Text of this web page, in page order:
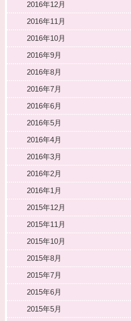
2016年12月
2016年11月
2016年10月
2016年9月
2016年8月
2016年7月
2016年6月
2016年5月
2016年4月
2016年3月
2016年2月
2016年1月
2015年12月
2015年11月
2015年10月
2015年8月
2015年7月
2015年6月
2015年5月